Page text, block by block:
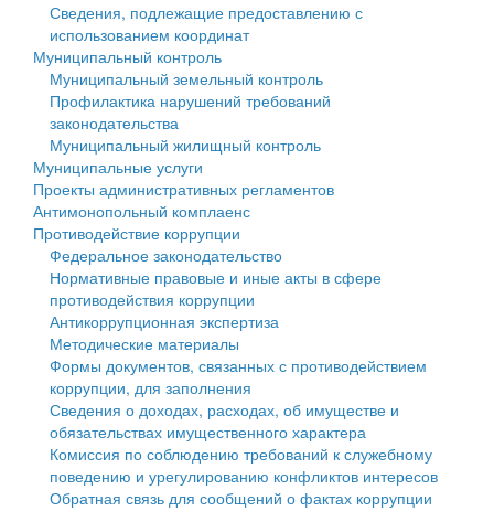
Противодействие коррупции
Контрольно-счетная палата
Персональные данные
Оценка регулирующего воздействия
Деятельность МУ
Нормативы градостроительного проектирования
Правила землепользования и застройки
Генеральные планы
Проекты планировки территории
Собрание депутатов
Городское поселение
Сельские поселения
Сведения, подлежащие предоставлению с
использованием координат
Муниципальный контроль
Муниципальный земельный контроль
Профилактика нарушений требований
законодательства
Муниципальный жилищный контроль
Муниципальные услуги
Проекты административных регламентов
Антимонопольный комплаенс
Противодействие коррупции
Федеральное законодательство
Нормативные правовые и иные акты в сфере
противодействия коррупции
Антикоррупционная экспертиза
Методические материалы
Формы документов, связанных с противодействием
коррупции, для заполнения
Сведения о доходах, расходах, об имуществе и
обязательствах имущественного характера
Комиссия по соблюдению требований к служебному
поведению и урегулированию конфликтов интересов
Обратная связь для сообщений о фактах коррупции